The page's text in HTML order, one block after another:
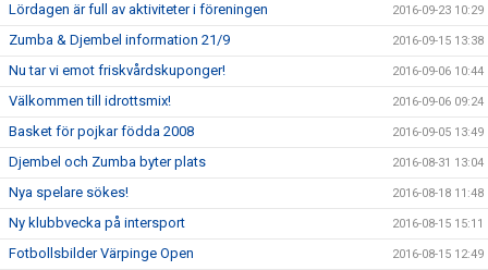
Lördagen är full av aktiviteter i föreningen 2016-09-23 10:29
Zumba & Djembel information 21/9 2016-09-15 13:38
Nu tar vi emot friskvårdskuponger! 2016-09-06 10:44
Välkommen till idrottsmix! 2016-09-06 09:24
Basket för pojkar födda 2008 2016-09-05 13:49
Djembel och Zumba byter plats 2016-08-31 13:04
Nya spelare sökes! 2016-08-18 11:48
Ny klubbvecka på intersport 2016-08-15 15:11
Fotbollsbilder Värpinge Open 2016-08-15 12:49